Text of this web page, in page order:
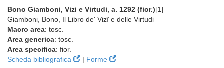
Bono Giamboni, Vizi e Virtudi, a. 1292 (fior.)[1]
Giamboni, Bono, Il Libro de' Vizî e delle Virtudi
Macro area: tosc.
Area generica: tosc.
Area specifica: fior.
Scheda bibliografica
| Forme